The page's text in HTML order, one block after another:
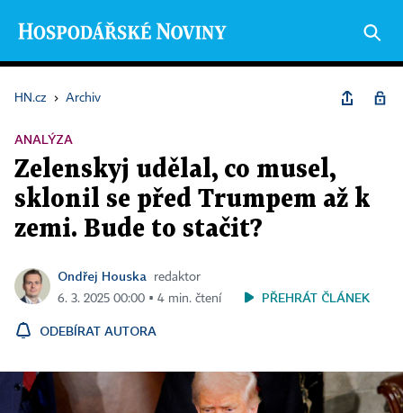
HN.cz › Archiv
ANALÝZA
Zelenskyj udělal, co musel,
sklonil se před Trumpem až k
zemi. Bude to stačit?
Ondřej Houska
redaktor
6. 3. 2025 00:00 ▪ 4 min. čtení
PŘEHRÁT ČLÁNEK
ODEBÍRAT AUTORA